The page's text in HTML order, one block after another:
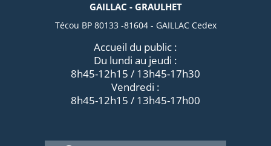
GAILLAC - GRAULHET
Técou BP 80133 -81604 - GAILLAC Cedex
Accueil du public :
Du lundi au jeudi :
8h45-12h15 / 13h45-17h30
Vendredi :
8h45-12h15 / 13h45-17h00